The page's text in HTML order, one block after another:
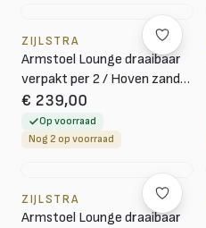
ZIJLSTRA
Armstoel Lounge draaibaar
verpakt per 2 / Hoven zand-
bruin
€ 239,00
Op voorraad
Nog 2 op voorraad
ZIJLSTRA
Armstoel Lounge draaibaar